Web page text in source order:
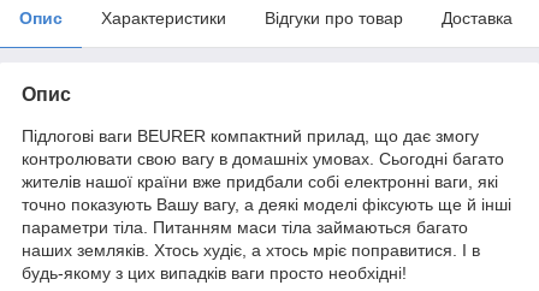
Опис Характеристики Відгуки про товар Доставка
Опис
Підлогові ваги BEURER компактний прилад, що дає змогу
контролювати свою вагу в домашніх умовах. Сьогодні багато
жителів нашої країни вже придбали собі електронні ваги, які
точно показують Вашу вагу, а деякі моделі фіксують ще й інші
параметри тіла. Питанням маси тіла займаються багато
наших земляків. Хтось худіє, а хтось мріє поправитися. І в
будь-якому з цих випадків ваги просто необхідні!